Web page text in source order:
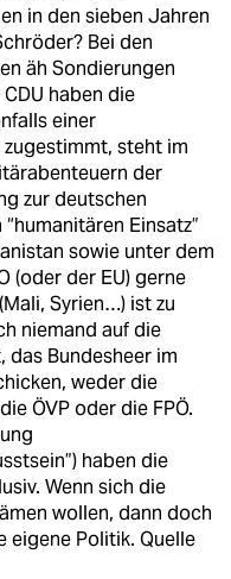
in den sieben Jahren
Bei den
äh Sondierungen
haben die
einer
steht im
der
zur deutschen
Einsatz”
sowie unter dem
(oder der EU) gerne
Syrien…) ist zu
niemand auf die
das Bundesheer im
weder die
ÖVP oder die FPÖ.
haben die
Wenn sich die
wollen, dann doch
eigene Politik. Quelle